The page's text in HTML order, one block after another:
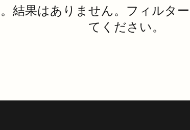
結果はありません。フィルタ
てください。